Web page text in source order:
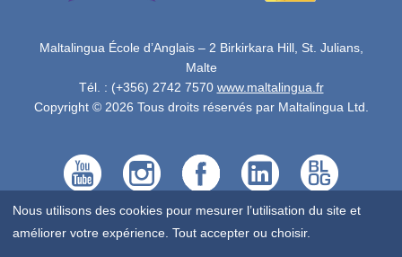
Maltalingua École d’Anglais – 2 Birkirkara Hill, St. Julians,
Malte
Tél. : (+356) 2742 7570 www.maltalingua.fr
Copyright © 2026 Tous droits réservés par Maltalingua Ltd.
Nous utilisons des cookies pour mesurer l’utilisation du site et
améliorer votre expérience. Tout accepter ou choisir.